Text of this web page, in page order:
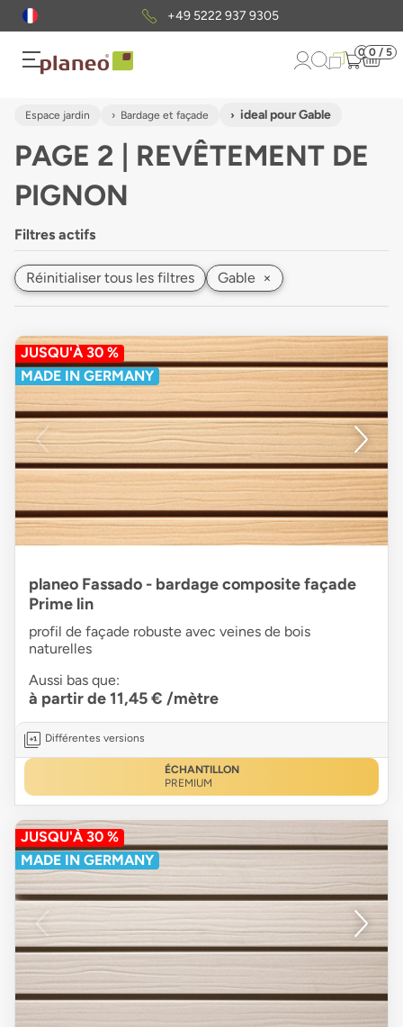
Envoi gratuit d'échantillons
0 0 / 5
Espace jardin Bardage et façade ideal pour Gable
PAGE 2 | REVÊTEMENT DE
PIGNON
Filtres actifs
Réinitialiser tous les filtres Gable ×
JUSQU'À 30 %
MADE IN GERMANY
planeo Fassado - bardage composite façade
Prime lin
profil de façade robuste avec veines de bois
naturelles
Aussi bas que:
à partir de 11,45 € /mètre
Différentes versions
ÉCHANTILLON
PREMIUM
JUSQU'À 30 %
MADE IN GERMANY